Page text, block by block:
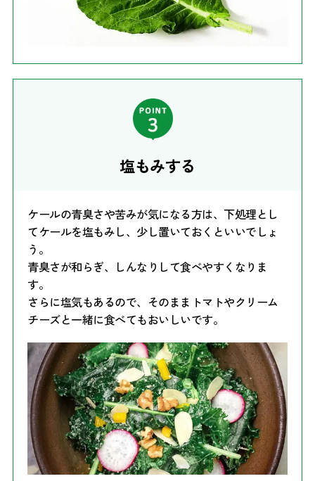
塩もみする
ケールの青臭さや苦みが気になる方は、下処理とし
てケールを塩もみし、少し置いておくといいでしょ
う。
青臭さが和らぎ、しんなりして食べやすくなりま
す。
さらに塩気もあるので、そのままトマトやクリーム
チーズと一緒に食べてもおいしいです。